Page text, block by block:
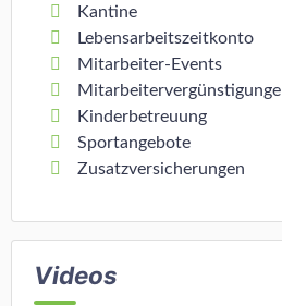
Kantine
Lebensarbeitszeitkonto
Mitarbeiter-Events
Kinderbetreuung
Sportangebote
Zusatzversicherungen
Videos